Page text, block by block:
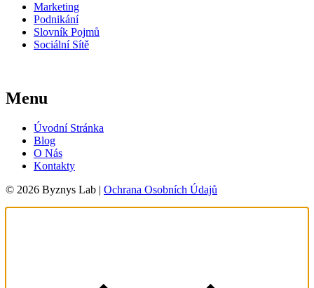
Marketing
Podnikání
Slovník Pojmů
Sociální Sítě
Menu
Úvodní Stránka
Blog
O Nás
Kontakty
© 2026 Byznys Lab | Ochrana Osobních Údajů